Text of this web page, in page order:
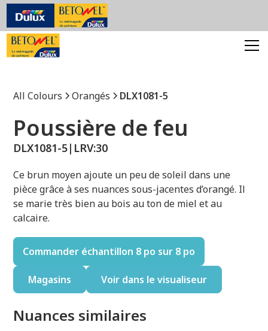
All Colours Orangés DLX1081-5
Poussière de feu
DLX1081-5| LRV:30
Ce brun moyen ajoute un peu de soleil dans une
pièce grâce à ses nuances sous-jacentes d’orangé. Il
se marie très bien au bois au ton de miel et au
calcaire.
Commander échantillon 8 po sur 8 po
Magasins Voir dans le visualiseur
Nuances similaires